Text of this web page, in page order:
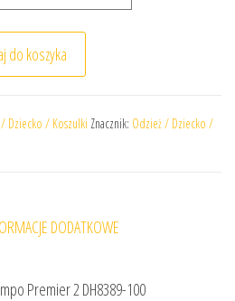
Dri-Fit Tiempo Premier 2
do koszyka
Dziecko / Koszulki Znacznik: Odzież / Dziecko /
DODATKOWE
Premier 2 DH8389-100